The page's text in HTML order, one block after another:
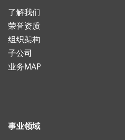
了解我们
荣誉资质
组织架构
子公司
业务MAP
事业领域